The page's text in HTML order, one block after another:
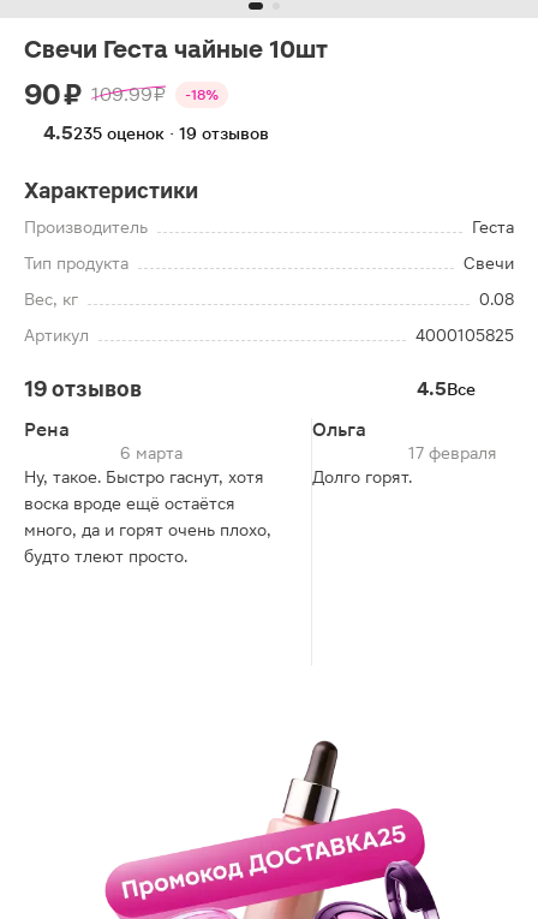
Свечи Геста чайные 10шт
90 ₽ 109.99 ₽ -18%
4.5235 оценок · 19 отзывов
Характеристики
Производитель
Геста
Тип продукта
Свечи
Вес, кг
0.08
Артикул
4000105825
19 отзывов 4.5Все
Рена
6 марта
Ну, такое. Быстро гаснут, хотя
воска вроде ещё остаётся
много, да и горят очень плохо,
будто тлеют просто.
Ольга
17 февраля
Долго горят.